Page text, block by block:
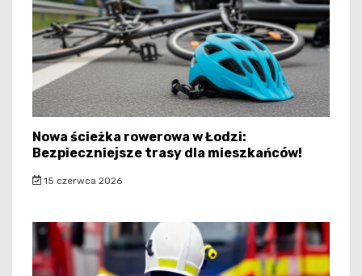
Nowa ścieżka rowerowa w Łodzi:
Bezpieczniejsze trasy dla mieszkańców!
15 czerwca 2026